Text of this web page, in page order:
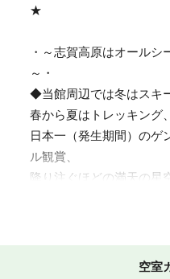
★
・～志賀高原はオールシ
～・
◆当館周辺では冬はスキ
春から夏はトレッキング、
日本一（発生期間）のゲ
ル観賞、
降り注ぐほどの満天の星
自然の中で過ごす楽しみ
■ご夕食 18：00～ 1F
空室